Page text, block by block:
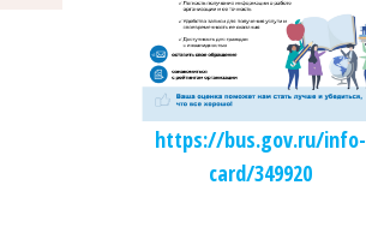
https://bus.gov.ru/info-
card/349920